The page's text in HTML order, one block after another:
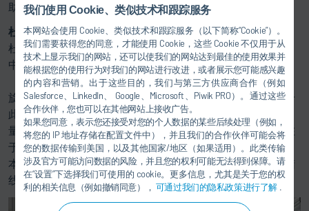
我们使用 Cookie、类似技术和跟踪服务
本网站会使用 Cookie、类似技术和跟踪服务（以下简称“Cookie”）。
我们需要获得您的同意，才能使用 Cookie，这些 Cookie 不仅用于从
技术上显示我们的网站，还可以使我们的网站达到最佳的使用效果并
能根据您的使用行为对我们的网站进行改进，或者展示您可能感兴趣
的内容和营销。出于这些目的，我们与第三方供应商合作（例如
Salesforce、LinkedIn、 Google、Microsoft、Piwik PRO）。通过这些
合作伙伴，您也可以在其他网站上接收广告。
如果您同意，表示您还接受对您的个人数据的某些后续处理（例如，
将您的 IP 地址存储在配置文件中），并且我们的合作伙伴可能会将
您的数据传输到美国，以及其他国家/地区（如果适用）。此类传输
涉及官方可能访问数据的风险，并且您的权利可能无法得到保障。请
在“设置”下选择我们可使用的 cookie。更多信息，尤其是关于您的权
利的相关信息（例如撤销同意）， 可通过我们的隐私政策进行了解 .
助力我们克服了诸多挑战。”
杜尔的技术贡献
杜尔在为涂装车间配备先进技术方面发挥了关键作用。其
中，电驱动RoDip® E通过自由可编程小车完成前处理
（PT）和电泳（EC）过程：每个小车配备输送驱动与独立
旋转驱动装置，使车身水平和旋转运动可独立控制。得益于
此，系统可根据车型设置不同浸渍曲线，进而提升涂层质
量、提高能源效率并节省单车成本。该涂装车间另一特色在
于底漆与清漆在同一喷房内完成喷涂，有效节省了投资成
本。交付范围还包括密封线、七台喷涂机器人、烘房及注蜡
线等配套设备。